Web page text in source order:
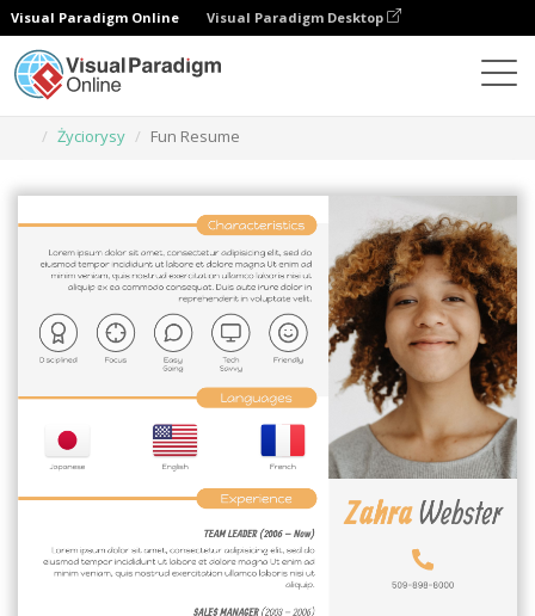
Visual Paradigm Online Visual Paradigm Desktop
Życiorysy
Fun Resume